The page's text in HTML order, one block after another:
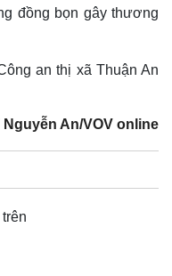
đồng bọn gây thương
an thị xã Thuận An
Nguyễn An/VOV online